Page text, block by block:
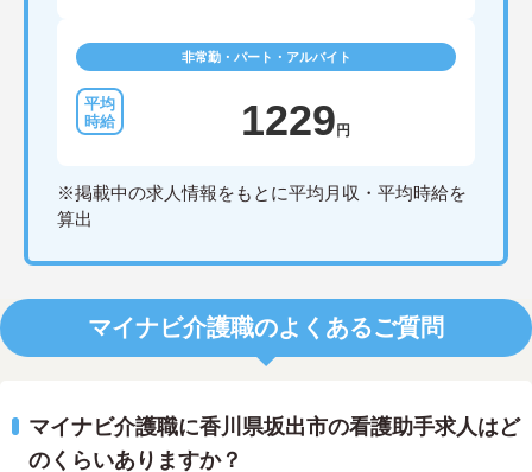
非常勤・パート・アルバイト
1229 円
※掲載中の求人情報をもとに平均月収・平均時給を
算出
マイナビ介護職のよくあるご質問
マイナビ介護職に香川県坂出市の看護助手求人はど
のくらいありますか？